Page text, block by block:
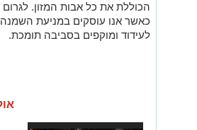
הכוללת את כל אבות המזון.
כאשר אנו עוסקים במניעת השמנה
לעידוד ומוקפים בסביבה תומכת.